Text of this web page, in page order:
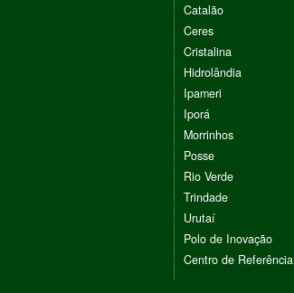
Catalão
Ceres
Cristalina
Hidrolândia
Ipameri
Iporá
Morrinhos
Posse
Rio Verde
Trindade
Urutaí
Polo de Inovação
Centro de Referência